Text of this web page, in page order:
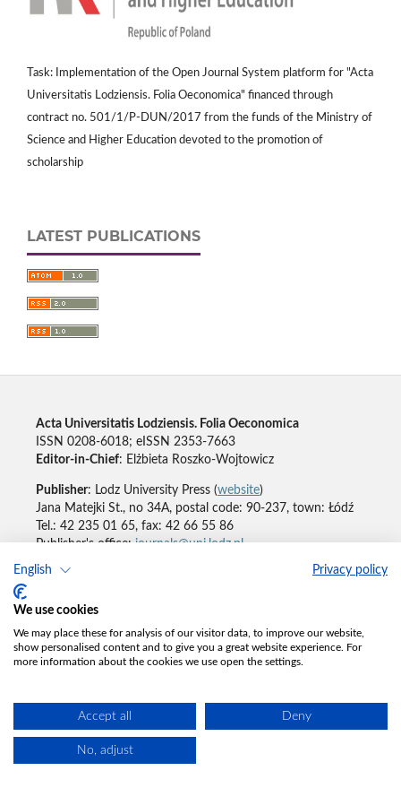
English Privacy policy
We use cookies
We may place these for analysis of our visitor data, to improve our website,
show personalised content and to give you a great website experience. For
more information about the cookies we use open the settings.
Accept all Deny
No, adjust
Task: Implementation of the Open Journal System platform for "Acta
Universitatis Lodziensis. Folia Oeconomica" financed through
contract no. 501/1/P-DUN/2017 from the funds of the Ministry of
Science and Higher Education devoted to the promotion of
scholarship
LATEST PUBLICATIONS
Acta Universitatis Lodziensis. Folia Oeconomica
ISSN 0208-6018; eISSN 2353-7663
Editor-in-Chief: Elżbieta Roszko-Wojtowicz
Publisher: Lodz University Press (website)
Jana Matejki St., no 34A, postal code: 90-237, town: Łódź
Tel.: 42 235 01 65, fax: 42 66 55 86
Publisher's office:journals@uni.lodz.pl
Accesibility declaration